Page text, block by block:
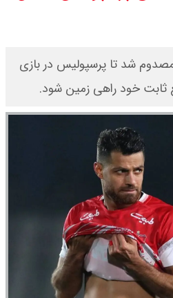
شنبه ۱۷ مرداد ۱۴۰۵ / قیمت دنا چند ؟
شد / خرید کوییک با پیش
شاخص بورس امروز شنبه ۱۷ مرداد
شد تا پرسپولیس در بازی
ثابت خود راهی زمین شود.